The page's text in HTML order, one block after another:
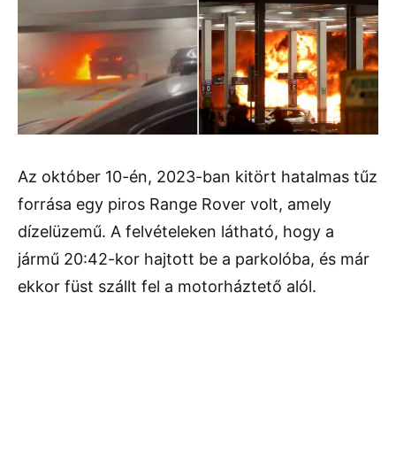
Az október 10-én, 2023-ban kitört hatalmas tűz
forrása egy piros Range Rover volt, amely
dízelüzemű. A felvételeken látható, hogy a
jármű 20:42-kor hajtott be a parkolóba, és már
ekkor füst szállt fel a motorháztető alól.